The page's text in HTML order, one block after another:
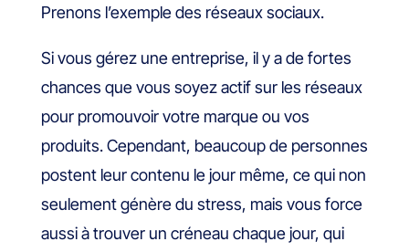
Prenons l’exemple des réseaux sociaux.
Si vous gérez une entreprise, il y a de fortes
chances que vous soyez actif sur les réseaux
pour promouvoir votre marque ou vos
produits. Cependant, beaucoup de personnes
postent leur contenu le jour même, ce qui non
seulement génère du stress, mais vous force
aussi à trouver un créneau chaque jour, qui